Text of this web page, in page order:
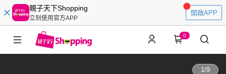
親子天下Shopping
立刻使用官方APP
開啟APP
0
1/9